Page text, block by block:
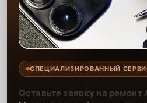
СПЕЦИАЛИЗИРОВАННЫЙ
Оставьте заявку на ремонт